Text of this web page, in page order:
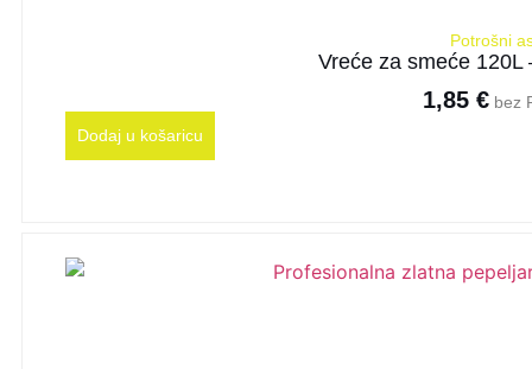
Potrošni
Vreće za smeće
1,85 €bez
Dodaj u košaricu